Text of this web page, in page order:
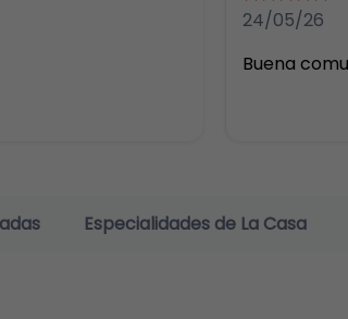
24/05/26
Buena
Especialidades de La Casa